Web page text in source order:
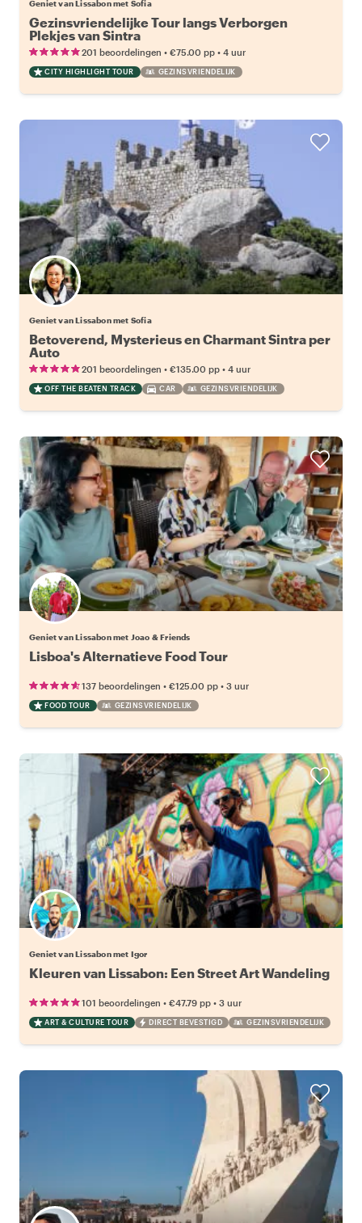
Geniet van Lissabon met Sofia
Gezinsvriendelijke Tour langs Verborgen
Plekjes van Sintra
201 beoordelingen • €75.00 pp • 4 uur
CITY HIGHLIGHT TOUR GEZINSVRIENDELIJK
Geniet van Lissabon met Sofia
Betoverend, Mysterieus en Charmant Sintra per
Auto
201 beoordelingen • €135.00 pp • 4 uur
OFF THE BEATEN TRACK CAR GEZINSVRIENDELIJK
Geniet van Lissabon met Joao & Friends
Lisboa's Alternatieve Food Tour
137 beoordelingen • €125.00 pp • 3 uur
FOOD TOUR GEZINSVRIENDELIJK
Geniet van Lissabon met Igor
Kleuren van Lissabon: Een Street Art Wandeling
101 beoordelingen • €47.79 pp • 3 uur
ART & CULTURE TOUR DIRECT BEVESTIGD GEZINSVRIENDELIJK